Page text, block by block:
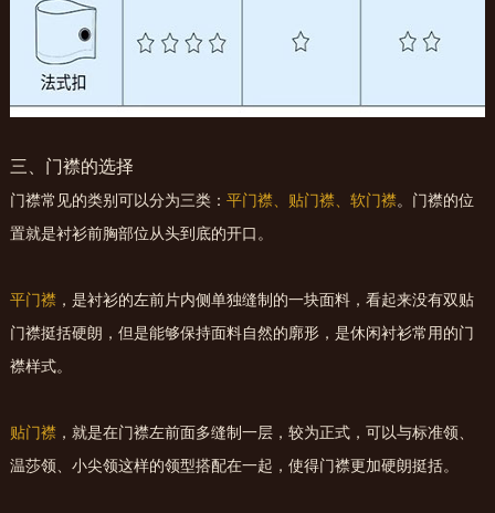
三、门襟的选择
门襟常见的类别可以分为三类： 平门襟、贴门襟、软门襟。门襟的位
置就是衬衫前胸部位从头到底的开口。
平门襟，是衬衫的左前片内侧单独缝制的一块面料，看起来没有双贴
门襟挺括硬朗，但是能够保持面料自然的廓形，是休闲衬衫常用的门
襟样式。
贴门襟，就是在门襟左前面多缝制一层，较为正式，可以与标准领、
温莎领、小尖领这样的领型搭配在一起，使得门襟更加硬朗挺括。